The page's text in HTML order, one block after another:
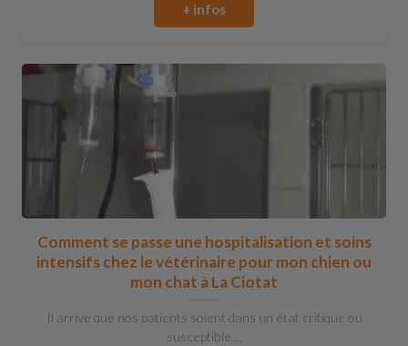
+ infos
Comment se passe une hospitalisation et soins
intensifs chez le vétérinaire pour mon chien ou
mon chat à La Ciotat
Il arrive que nos patients soient dans un état critique ou
susceptible ...